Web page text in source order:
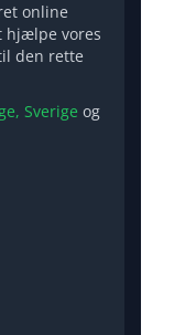
online
hjælpe vores
den rette
Sverige og